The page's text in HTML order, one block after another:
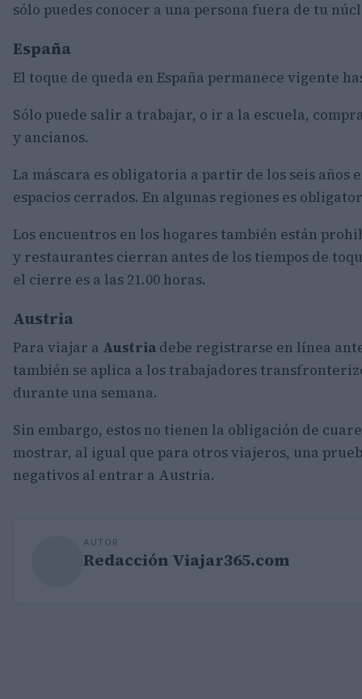
sólo puedes conocer a una persona fuera de tu
España
El toque de queda en España permanece vigente
Sólo puede salir a trabajar, o ir a la escuela,
y ancianos.
La máscara es obligatoria a partir de los seis años
espacios cerrados. En algunas regiones es
Los encuentros en los hogares también están
y restaurantes cierran antes de los tiempos de
el cierre es a las 21.00 horas.
Austria
Para viajar a Austria debe registrarse en línea
también se aplica a los trabajadores
durante una semana.
Sin embargo, estos no tienen la obligación de
mostrar, al igual que para otros viajeros, una
negativos al entrar a Austria.
AUTOR
Redacción Viajar365.com